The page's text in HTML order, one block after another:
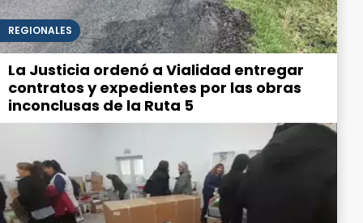
REGIONALES
La Justicia ordenó a Vialidad entregar
contratos y expedientes por las obras
inconclusas de la Ruta 5